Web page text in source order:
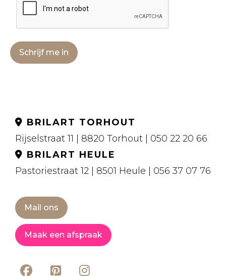
Schrijf me in
BRILART TORHOUT
Rijselstraat 11 | 8820 Torhout | 050 22 20 66
BRILART HEULE
Pastoriestraat 12 | 8501 Heule | 056 37 07 76
Mail ons
Maak een afspraak